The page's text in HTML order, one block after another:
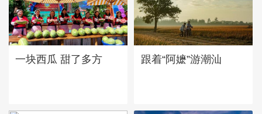
一块西瓜 甜了多方 跟着“阿嬷”游潮汕